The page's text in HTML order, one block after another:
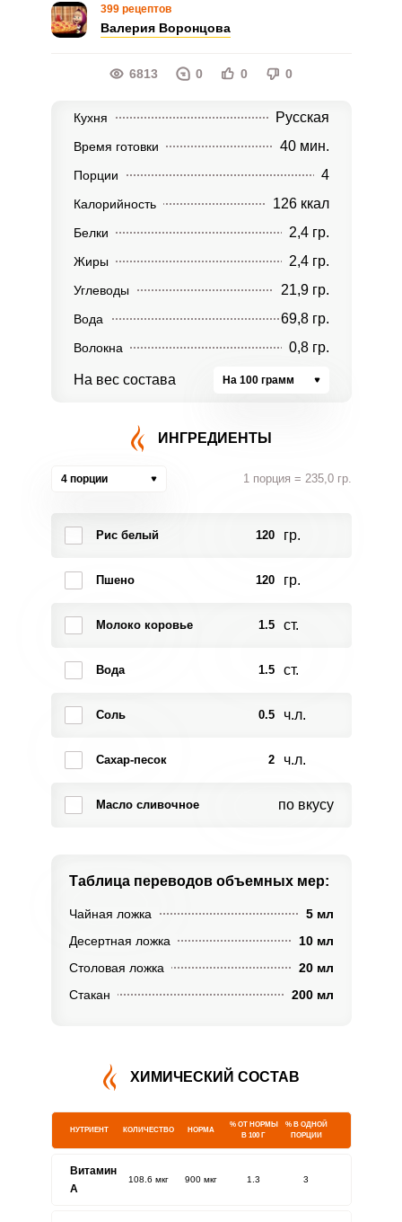
399 рецептов
Валерия Воронцова
6813 0 0 0
Кухня Русская
Время готовки 40 мин.
Порции 4
Калорийность 126 ккал
Белки 2,4 гр.
Жиры 2,4 гр.
Углеводы 21,9 гр.
Вода 69,8 гр.
Волокна 0,8 гр.
На вес состава На 100 грамм
ИНГРЕДИЕНТЫ
4 порции 1 порция = 235,0 гр.
Рис белый 120 гр.
Пшено 120 гр.
Молоко коровье 1.5 ст.
Вода 1.5 ст.
Соль 0.5 ч.л.
Сахар-песок 2 ч.л.
Масло сливочное по вкусу
Таблица переводов объемных мер:
Чайная ложка
5 мл
Десертная ложка
10 мл
Столовая ложка
20 мл
Стакан
200 мл
ХИМИЧЕСКИЙ СОСТАВ
НУТРИЕНТ КОЛИЧЕСТВО НОРМА
% ОТ НОРМЫ
В 100 Г
% В ОДНОЙ
ПОРЦИИ
Витамин
A
108.6 мкг 900 мкг 1.3 3